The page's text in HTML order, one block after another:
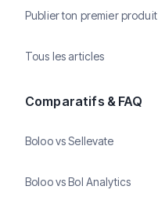
Publier ton premier produit
Tous les articles
Comparatifs & FAQ
Boloo vs Sellevate
Boloo vs Bol Analytics